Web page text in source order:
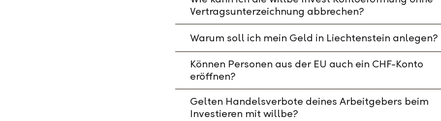
Vertragsunterzeichnung abbrechen?
Warum soll ich mein Geld in Liechtenstein anlegen?
Können Personen aus der EU auch ein CHF-Konto
eröffnen?
Gelten Handelsverbote deines Arbeitgebers beim
Investieren mit willbe?